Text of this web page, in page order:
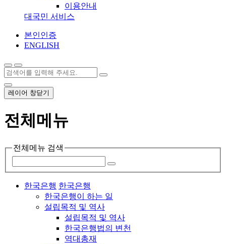
이용안내
대국민 서비스
본인인증
ENGLISH
레이어 창닫기
전체메뉴
전체메뉴 검색
한국은행 한국은행
한국은행이 하는 일
설립목적 및 역사
설립목적 및 역사
한국은행법의 변천
역대총재